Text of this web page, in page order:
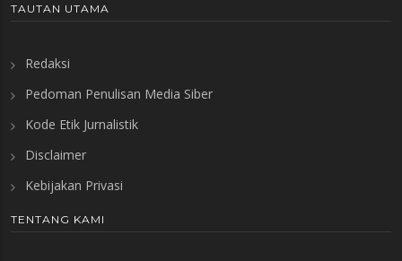
TAUTAN UTAMA
Redaksi
Pedoman Penulisan Media Siber
Kode Etik Jurnalistik
Disclaimer
Kebijakan Privasi
TENTANG KAMI